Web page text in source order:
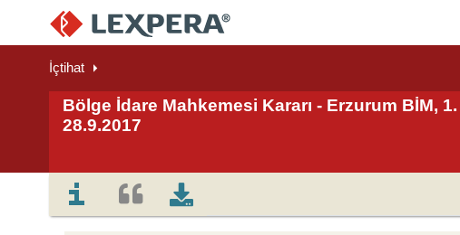
İçtihat
Bölge İdare Mahkemesi Kararı - Erzurum BİM,
28.9.2017